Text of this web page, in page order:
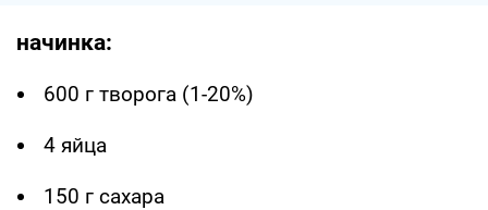
начинка:
600 г творога (1-20%)
4 яйца
150 г сахара